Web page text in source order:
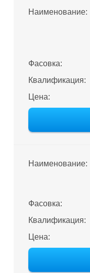
Наименование:
Фасовка:
Квалификация:
Цена:
Наименование:
Фасовка:
Квалификация:
Цена: